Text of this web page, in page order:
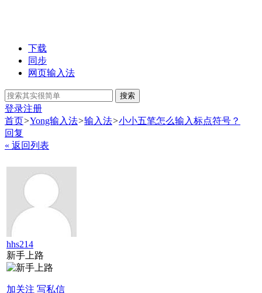
下载
同步
网页输入法
搜索
登录注册
首页>Yong输入法>输入法>小小五笔怎么输入标点符号？
回复
« 返回列表
hhs214
新手上路
加关注 写私信